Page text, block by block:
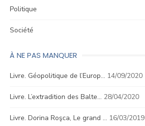
Politique
Société
À NE PAS MANQUER
Livre. Géopolitique de l’Europ… 14/09/2020
Livre. L’extradition des Balte… 28/04/2020
Livre. Dorina Roşca, Le grand … 16/03/2019